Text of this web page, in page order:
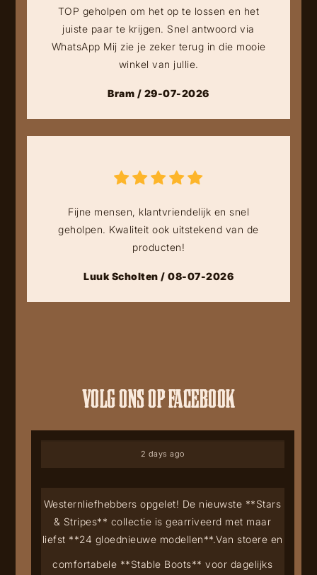
TOP geholpen om het op te lossen en het
juiste paar te krijgen. Snel antwoord via
WhatsApp Mij zie je zeker terug in die mooie
winkel van jullie.
Bram / 29-07-2026
Fijne mensen, klantvriendelijk en snel
geholpen. Kwaliteit ook uitstekend van de
producten!
Luuk Scholten / 08-07-2026
VOLG ONS OP FACEBOOK
2 days ago
Westernliefhebbers opgelet! De nieuwste **Stars
& Stripes** collectie is gearriveerd met maar
liefst **24 gloednieuwe modellen**.Van stoere en
comfortabele **Stable Boots** voor dagelijks